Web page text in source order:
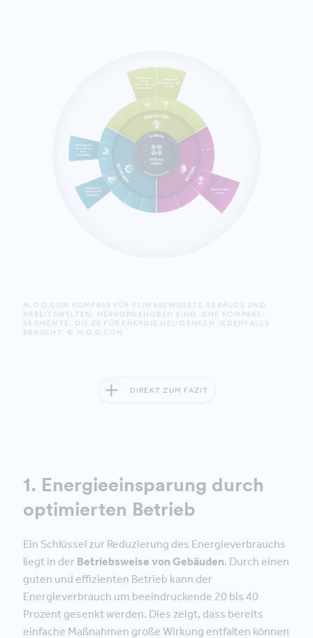
M.O.O.CON KOMPASS FÜR KLIMABEWUSSTE GEBÄUDE UND
ARBEITSWELTEN. HERVORGEHOBEN SIND JENE KOMPASS-
SEGMENTE, DIE ES FÜR ENERGIE NEU DENKEN JEDENFALLS
BRAUCHT. © M.O.O.CON
DIREKT ZUM FAZIT
1. Energieeinsparung durch
optimierten Betrieb
Ein Schlüssel zur Reduzierung des Energieverbrauchs
liegt in der Betriebsweise von Gebäuden. Durch einen
guten und effizienten Betrieb kann der
Energieverbrauch um beeindruckende 20 bis 40
Prozent gesenkt werden. Dies zeigt, dass bereits
einfache Maßnahmen große Wirkung entfalten können